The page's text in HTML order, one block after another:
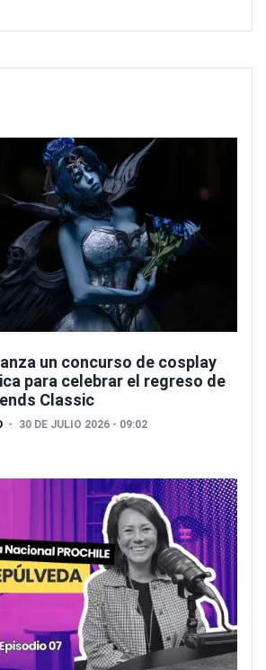
un concurso de cosplay
para celebrar el regreso de
Classic
30 DE JULIO 2026 - 09:02